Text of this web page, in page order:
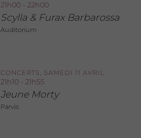
21h00 - 22h00
Scylla & Furax Barbarossa
Auditorium
CONCERTS, SAMEDI 11 AVRIL
21h10 - 21h55
Jeune Morty
Parvis